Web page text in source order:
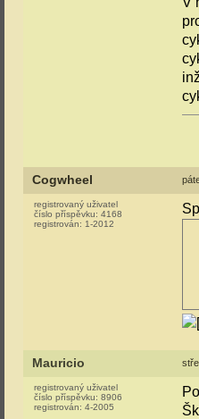
Cogwheel
registrovaný uživatel
číslo příspěvku: 4168
registrován: 1-2012
Mauricio
registrovaný uživatel
číslo příspěvku: 8906
registrován: 4-2005